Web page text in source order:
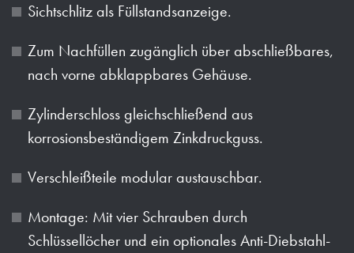
Sichtschlitz als Füllstandsanzeige.
Zum Nachfüllen zugänglich über abschließbares,
nach vorne abklappbares Gehäuse.
Zylinderschloss gleichschließend aus
korrosionsbeständigem Zinkdruckguss.
Verschleißteile modular austauschbar.
Montage: Mit vier Schrauben durch
Schlüssellöcher und ein optionales Anti-Diebstahl-